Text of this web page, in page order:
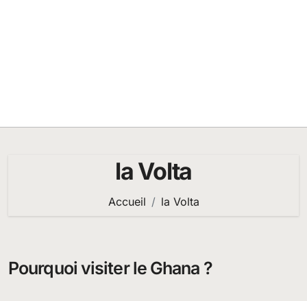
la Volta
Accueil la Volta
Pourquoi visiter le Ghana ?